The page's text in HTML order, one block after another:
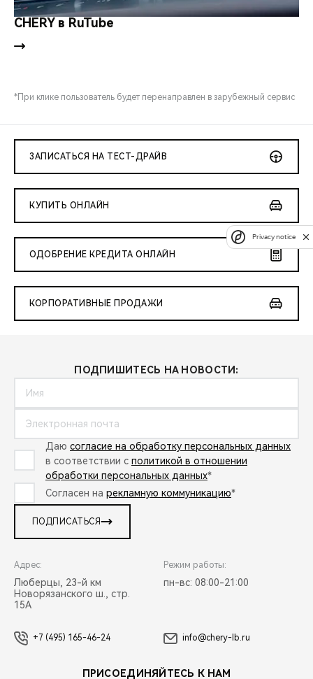
CHERY в RuTube
*При клике пользователь будет перенаправлен в зарубежный сервис
ЗАПИСАТЬСЯ НА ТЕСТ-ДРАЙВ
КУПИТЬ ОНЛАЙН
ОДОБРЕНИЕ КРЕДИТА ОНЛАЙН
КОРПОРАТИВНЫЕ ПРОДАЖИ
ПОДПИШИТЕСЬ НА НОВОСТИ:
Даю согласие на обработку персональных данных
в соответствии с политикой в отношении
обработки персональных данных*
Согласен на рекламную коммуникацию*
ПОДПИСАТЬСЯ
Адрес:
Люберцы, 23-й км
Новорязанского ш., стр.
15А
Режим работы:
пн-вс: 08:00-21:00
+7 (495) 165-46-24 info@chery-lb.ru
ПРИСОЕДИНЯЙТЕСЬ К НАМ
Privacy notice